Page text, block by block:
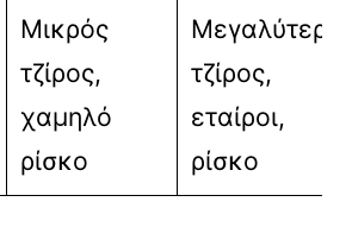
Μικρός
τζίρος,
χαμηλό
ρίσκο
τζίρος,
εταίροι,
ρίσκο